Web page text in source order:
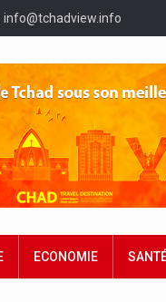
info@tchadview.info
ECONOMIE